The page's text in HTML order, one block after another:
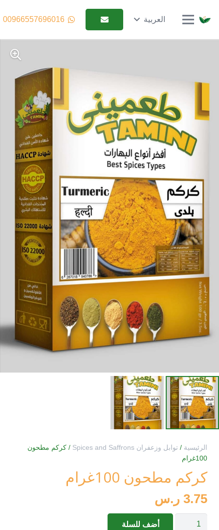
العربية 00966557696016
الرئيسية / توابل وزعفران Spices and Saffrons
/ كركم مطحون
100غرام
كركم مطحون 100غرام
3.75 ر.س
كمية
أضف للسلة